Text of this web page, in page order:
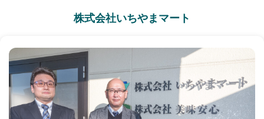
株式会社いちやまマート